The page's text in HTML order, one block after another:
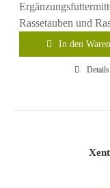
Rassetauben und
In den
Details